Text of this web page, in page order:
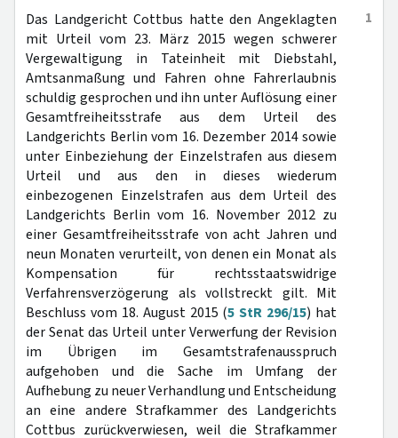
1
Das Landgericht Cottbus hatte den Angeklagten
mit Urteil vom 23. März 2015 wegen schwerer
Vergewaltigung in Tateinheit mit Diebstahl,
Amtsanmaßung und Fahren ohne Fahrerlaubnis
schuldig gesprochen und ihn unter Auflösung einer
Gesamtfreiheitsstrafe aus dem Urteil des
Landgerichts Berlin vom 16. Dezember 2014 sowie
unter Einbeziehung der Einzelstrafen aus diesem
Urteil und aus den in dieses wiederum
einbezogenen Einzelstrafen aus dem Urteil des
Landgerichts Berlin vom 16. November 2012 zu
einer Gesamtfreiheitsstrafe von acht Jahren und
neun Monaten verurteilt, von denen ein Monat als
Kompensation für rechtsstaatswidrige
Verfahrensverzögerung als vollstreckt gilt. Mit
Beschluss vom 18. August 2015 (5 StR 296/15) hat
der Senat das Urteil unter Verwerfung der Revision
im Übrigen im Gesamtstrafenausspruch
aufgehoben und die Sache im Umfang der
Aufhebung zu neuer Verhandlung und Entscheidung
an eine andere Strafkammer des Landgerichts
Cottbus zurückverwiesen, weil die Strafkammer